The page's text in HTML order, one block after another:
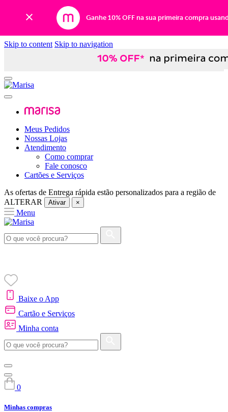
Ganhe 10% OFF na sua primeira compra
Skip to content Skip to navigation
Meus Pedidos
Nossas Lojas
Atendimento
Como comprar
Fale conosco
Cartões e Serviços
As ofertas de Entrega rápida estão personalizados para a região de
ALTERAR
Ativar ×
Menu
Baixe o App
Cartão e Serviços
Minha conta
0
Minhas compras